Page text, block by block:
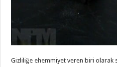
Gizliliğe ehemmiyet veren biri